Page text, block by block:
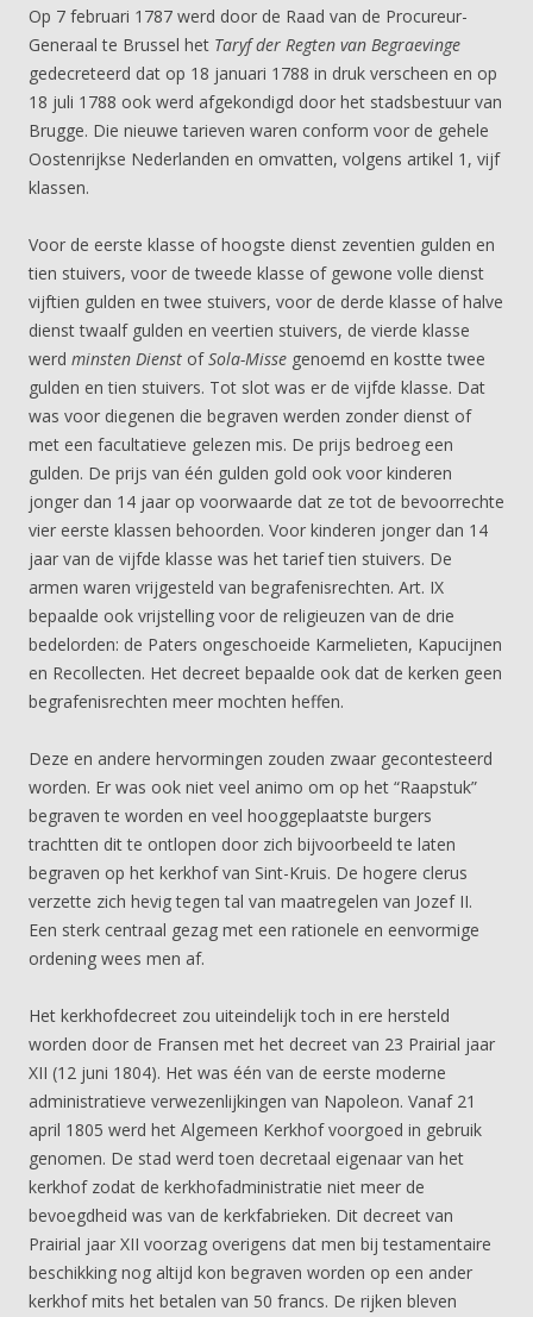
Op 7 februari 1787 werd door de Raad van de Procureur-
Generaal te Brussel het Taryf der Regten van Begraevinge
gedecreteerd dat op 18 januari 1788 in druk verscheen en op
18 juli 1788 ook werd afgekondigd door het stadsbestuur van
Brugge. Die nieuwe tarieven waren conform voor de gehele
Oostenrijkse Nederlanden en omvatten, volgens artikel 1, vijf
klassen.
Voor de eerste klasse of hoogste dienst zeventien gulden en
tien stuivers, voor de tweede klasse of gewone volle dienst
vijftien gulden en twee stuivers, voor de derde klasse of halve
dienst twaalf gulden en veertien stuivers, de vierde klasse
werd minsten Dienst ofSola-Misse genoemd en kostte twee
gulden en tien stuivers. Tot slot was er de vijfde klasse. Dat
was voor diegenen die begraven werden zonder dienst of
met een facultatieve gelezen mis. De prijs bedroeg een
gulden. De prijs van één gulden gold ook voor kinderen
jonger dan 14 jaar op voorwaarde dat ze tot de bevoorrechte
vier eerste klassen behoorden. Voor kinderen jonger dan 14
jaar van de vijfde klasse was het tarief tien stuivers. De
armen waren vrijgesteld van begrafenisrechten. Art. IX
bepaalde ook vrijstelling voor de religieuzen van de drie
bedelorden: de Paters ongeschoeide Karmelieten, Kapucijnen
en Recollecten. Het decreet bepaalde ook dat de kerken geen
begrafenisrechten meer mochten heffen.
Deze en andere hervormingen zouden zwaar gecontesteerd
worden. Er was ook niet veel animo om op het “Raapstuk”
begraven te worden en veel hooggeplaatste burgers
trachtten dit te ontlopen door zich bijvoorbeeld te laten
begraven op het kerkhof van Sint-Kruis. De hogere clerus
verzette zich hevig tegen tal van maatregelen van Jozef II.
Een sterk centraal gezag met een rationele en eenvormige
ordening wees men af.
Het kerkhofdecreet zou uiteindelijk toch in ere hersteld
worden door de Fransen met het decreet van 23 Prairial jaar
XII (12 juni 1804). Het was één van de eerste moderne
administratieve verwezenlijkingen van Napoleon. Vanaf 21
april 1805 werd het Algemeen Kerkhof voorgoed in gebruik
genomen. De stad werd toen decretaal eigenaar van het
kerkhof zodat de kerkhofadministratie niet meer de
bevoegdheid was van de kerkfabrieken. Dit decreet van
Prairial jaar XII voorzag overigens dat men bij testamentaire
beschikking nog altijd kon begraven worden op een ander
kerkhof mits het betalen van 50 francs. De rijken bleven